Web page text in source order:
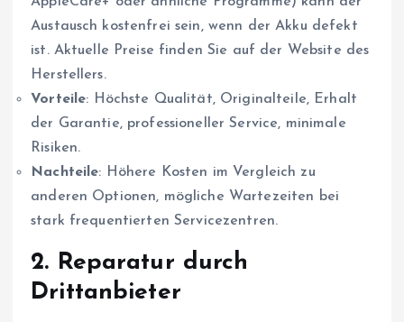
Austausch kostenfrei sein, wenn der Akku defekt
ist. Aktuelle Preise finden Sie auf der Website des
Herstellers.
Vorteile: Höchste Qualität, Originalteile, Erhalt
der Garantie, professioneller Service, minimale
Risiken.
Nachteile: Höhere Kosten im Vergleich zu
anderen Optionen, mögliche Wartezeiten bei
stark frequentierten Servicezentren.
2. Reparatur durch
Drittanbieter